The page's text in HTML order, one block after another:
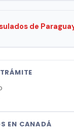
EN CANADÁ
de